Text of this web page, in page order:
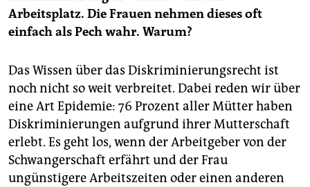
Arbeitsplatz. Die Frauen nehmen dieses oft
einfach als Pech wahr. Warum?
Das Wissen über das Diskriminierungsrecht ist
noch nicht so weit verbreitet. Dabei reden wir über
eine Art Epidemie: 76 Prozent aller Mütter haben
Diskriminierungen aufgrund ihrer Mutterschaft
erlebt. Es geht los, wenn der Arbeitgeber von der
Schwangerschaft erfährt und der Frau
ungünstigere Arbeitszeiten oder einen anderen